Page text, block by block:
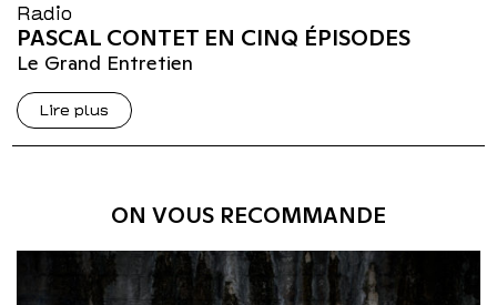
Radio
PASCAL CONTET EN CINQ ÉPISODES
Le Grand Entretien
Lire plus
ON VOUS RECOMMANDE